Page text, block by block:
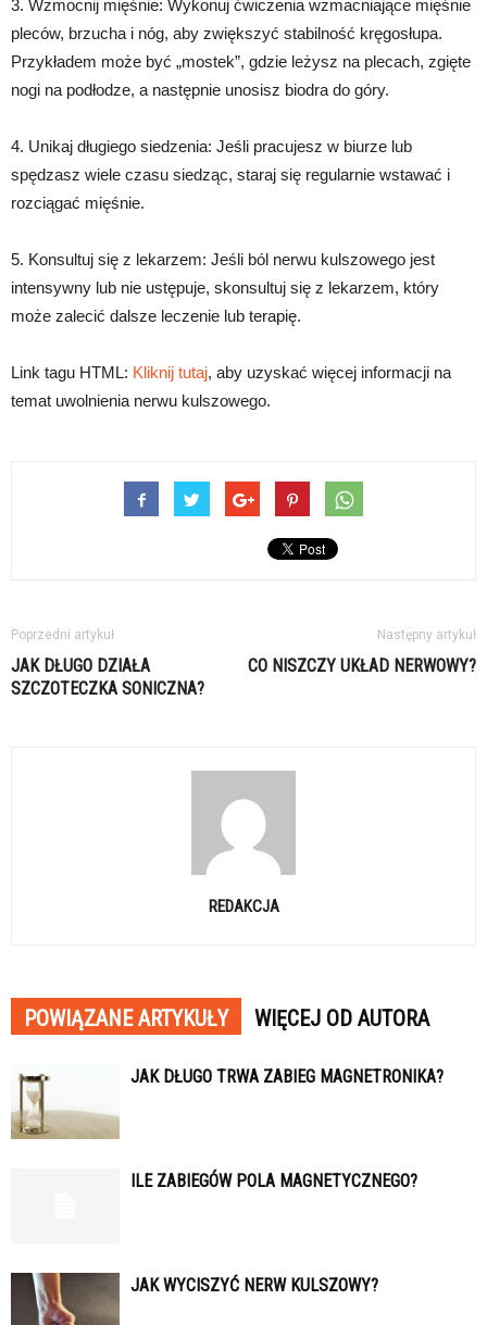
3. Wzmocnij mięśnie: Wykonuj ćwiczenia wzmacniające mięśnie
pleców, brzucha i nóg, aby zwiększyć stabilność kręgosłupa.
Przykładem może być „mostek”, gdzie leżysz na plecach, zgięte
nogi na podłodze, a następnie unosisz biodra do góry.
4. Unikaj długiego siedzenia: Jeśli pracujesz w biurze lub
spędzasz wiele czasu siedząc, staraj się regularnie wstawać i
rozciągać mięśnie.
5. Konsultuj się z lekarzem: Jeśli ból nerwu kulszowego jest
intensywny lub nie ustępuje, skonsultuj się z lekarzem, który
może zalecić dalsze leczenie lub terapię.
Link tagu HTML: Kliknij tutaj, aby uzyskać więcej informacji na
temat uwolnienia nerwu kulszowego.
Poprzedni artykuł
JAK DŁUGO DZIAŁA
SZCZOTECZKA SONICZNA?
Następny artykuł
CO NISZCZY UKŁAD NERWOWY?
REDAKCJA
POWIĄZANE ARTYKUŁY WIĘCEJ OD AUTORA
JAK DŁUGO TRWA ZABIEG MAGNETRONIKA?
ILE ZABIEGÓW POLA MAGNETYCZNEGO?
JAK WYCISZYĆ NERW KULSZOWY?